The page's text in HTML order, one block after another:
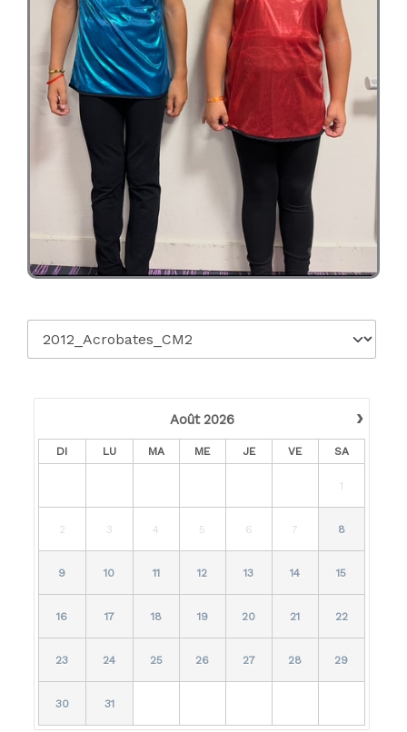
›
Août 2026
DI LU MA ME JE VE SA
1
2 3 4 5 6 7 8
9 10 11 12 13 14 15
16 17 18 19 20 21 22
23 24 25 26 27 28 29
30 31